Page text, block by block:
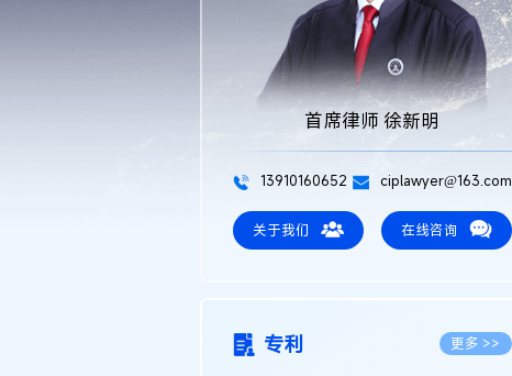
首席律师 徐新明
13910160652 ciplawyer@163.com
关于我们 在线咨询
专利 更多 >>